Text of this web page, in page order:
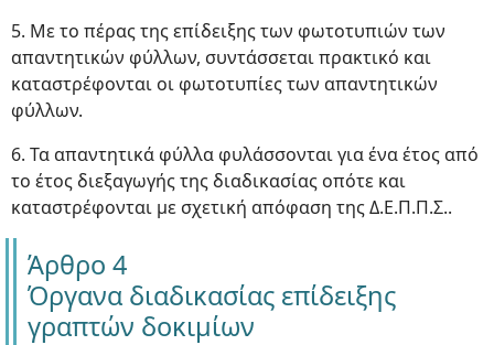
5. Με το πέρας της επίδειξης των φωτοτυπιών των
απαντητικών φύλλων, συντάσσεται πρακτικό και
καταστρέφονται οι φωτοτυπίες των απαντητικών
φύλλων.
6. Τα απαντητικά φύλλα φυλάσσονται για ένα έτος από
το έτος διεξαγωγής της διαδικασίας οπότε και
καταστρέφονται με σχετική απόφαση της Δ.Ε.Π.Π.Σ..
Άρθρο 4
Όργανα διαδικασίας επίδειξης
γραπτών δοκιμίων